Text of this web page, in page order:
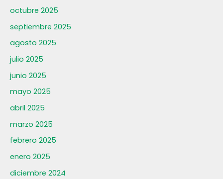
octubre 2025
septiembre 2025
agosto 2025
julio 2025
junio 2025
mayo 2025
abril 2025
marzo 2025
febrero 2025
enero 2025
diciembre 2024